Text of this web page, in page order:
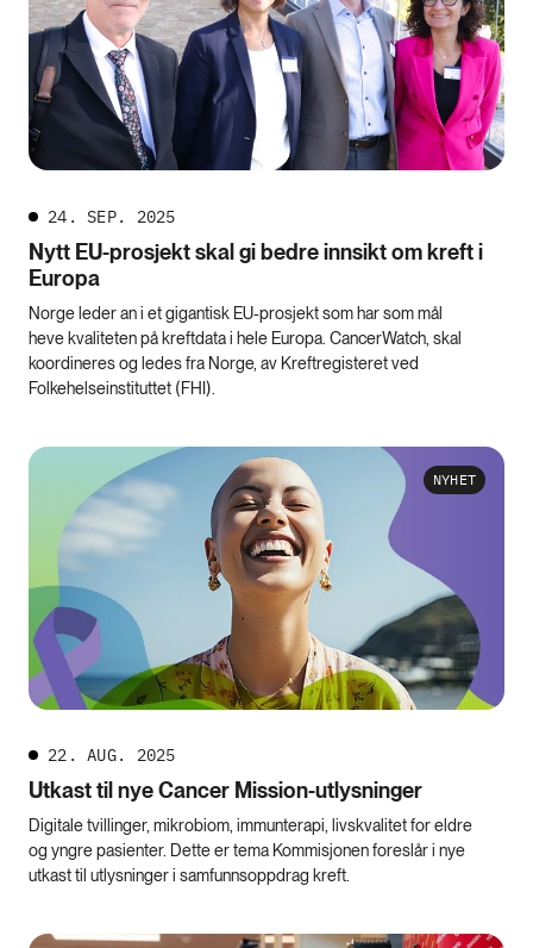
24. SEP. 2025
Nytt EU-prosjekt skal gi bedre innsikt om kreft i
Europa
Norge leder an i et gigantisk EU-prosjekt som har som mål
heve kvaliteten på kreftdata i hele Europa. CancerWatch, skal
koordineres og ledes fra Norge, av Kreftregisteret ved
Folkehelseinstituttet (FHI).
NYHET
22. AUG. 2025
Utkast til nye Cancer Mission-utlysninger
Digitale tvillinger, mikrobiom, immunterapi, livskvalitet for eldre
og yngre pasienter. Dette er tema Kommisjonen foreslår i nye
utkast til utlysninger i samfunnsoppdrag kreft.